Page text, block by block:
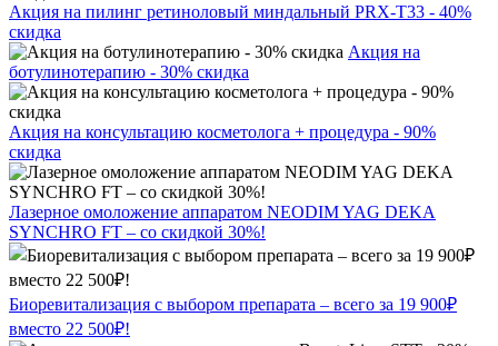
Акция на пилинг ретиноловый миндальный PRX-T33 - 40%
скидка
Акция на
ботулинотерапию - 30% скидка
Акция на консультацию косметолога + процедура - 90%
скидка
Лазерное омоложение аппаратом NEODIM YAG DEKA
SYNCHRO FT – со скидкой 30%!
Биоревитализация с выбором препарата – всего за 19 900₽
вместо 22 500₽!